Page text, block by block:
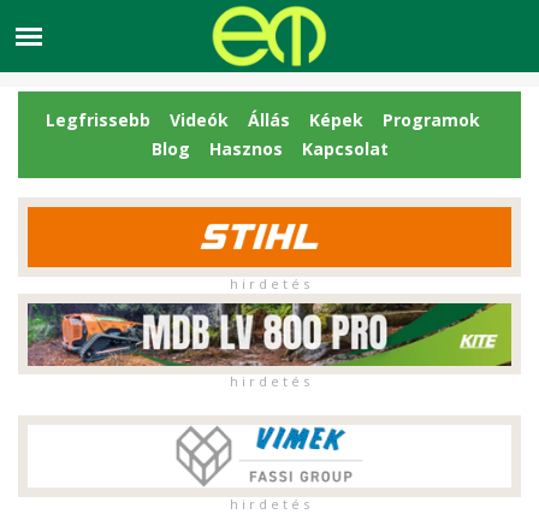
Legfrissebb Videók Állás Képek
Programok
Blog
Hasznos Kapcsolat
h i r d e t é s
h i r d e t é s
h i r d e t é s